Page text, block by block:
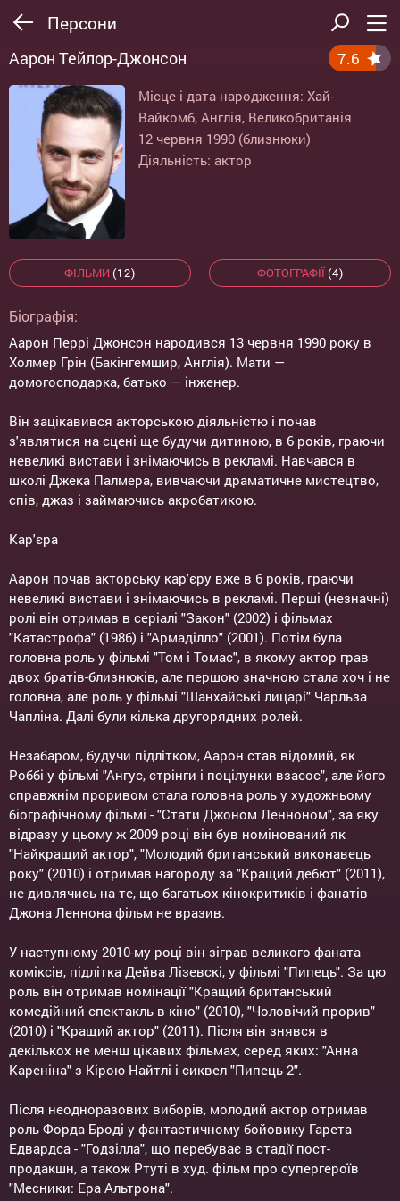
Персони
Аарон Тейлор-Джонсон 7.6
Місце і дата народження: Хай-
Вайкомб, Англія, Великобританія
12 червня 1990 (близнюки)
Діяльність: актор
ФІЛЬМИ (12) ФОТОГРАФІЇ(4)
Біографія:
Аарон Перрі Джонсон народився 13 червня 1990 року в
Холмер Грін (Бакінгемшир, Англія). Мати —
домогосподарка, батько — інженер.
Він зацікавився акторською діяльністю і почав
з'являтися на сцені ще будучи дитиною, в 6 років, граючи
невеликі вистави і знімаючись в рекламі. Навчався в
школі Джека Палмера, вивчаючи драматичне мистецтво,
спів, джаз і займаючись акробатикою.
Кар'єра
Аарон почав акторську кар'єру вже в 6 років, граючи
невеликі вистави і знімаючись в рекламі. Перші (незначні)
ролі він отримав в серіалі "Закон" (2002) і фільмах
"Катастрофа" (1986) і "Армаділло" (2001). Потім була
головна роль у фільмі "Том і Томас", в якому актор грав
двох братів-близнюків, але першою значною стала хоч і не
головна, але роль у фільмі "Шанхайські лицарі" Чарльза
Чапліна. Далі були кілька другорядних ролей.
Незабаром, будучи підлітком, Аарон став відомий, як
Роббі у фільмі "Ангус, стрінги і поцілунки взасос", але його
справжнім проривом стала головна роль у художньому
біографічному фільмі - "Стати Джоном Ленноном", за яку
відразу у цьому ж 2009 році він був номінований як
"Найкращий актор", "Молодий британський виконавець
року" (2010) і отримав нагороду за "Кращий дебют" (2011),
не дивлячись на те, що багатьох кінокритиків і фанатів
Джона Леннона фільм не вразив.
У наступному 2010-му році він зіграв великого фаната
коміксів, підлітка Дейва Лізевскі, у фільмі "Пипець". За цю
роль він отримав номінації "Кращий британський
комедійний спектакль в кіно" (2010), "Чоловічий прорив"
(2010) і "Кращий актор" (2011). Після він знявся в
декількох не менш цікавих фільмах, серед яких: "Анна
Кареніна" з Кірою Найтлі і сиквел "Пипець 2".
Після неодноразових виборів, молодий актор отримав
роль Форда Броді у фантастичному бойовику Гарета
Едвардса - "Годзілла", що перебуває в стадії пост-
продакшн, а також Ртуті в худ. фільм про супергероїв
"Месники: Ера Альтрона".